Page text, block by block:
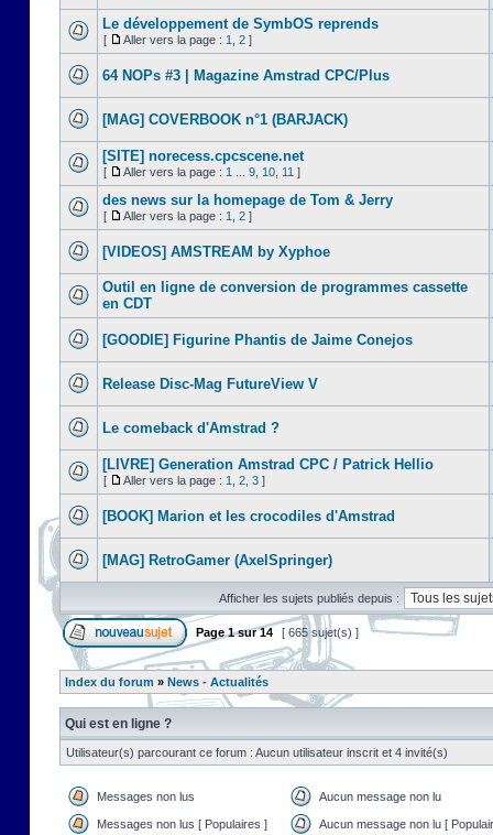
Le développement de SymbOS reprends
[ Aller vers la page : 1 2 ]
64 NOPs #3 | Magazine Amstrad CPC/Plus
[MAG] COVERBOOK n°1 (BARJACK)
[SITE] norecess.cpcscene.net
[ Aller vers la page : 1 9 10 11 ]
des news sur la homepage de Tom & Jerry
[ Aller vers la page : 1 2 ]
[VIDEOS] AMSTREAM by Xyphoe
Outil en ligne de conversion de programmes cassette
en CDT
[GOODIE] Figurine Phantis de Jaime Conejos
Release Disc-Mag FutureView V
Le comeback d'Amstrad ?
[LIVRE] Generation Amstrad CPC / Patrick Hellio
[ Aller vers la page : 1 2 3 ]
[BOOK] Marion et les crocodiles d'Amstrad
[MAG] RetroGamer (AxelSpringer)
Afficher les sujets publiés depuis :
Page1sur14 [ 665 sujet(s) ]
Index du forum » News - Actualités
Qui est en ligne ?
Utilisateur(s) parcourant ce forum : Aucun utilisateur inscrit et 4 invité(s)
Messages non lus Aucun message non lu
Messages non lus [ Populaires ] Aucun message non lu [